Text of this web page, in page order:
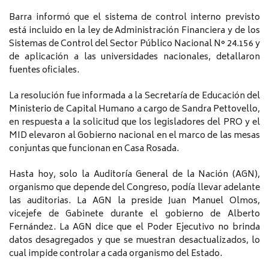
Barra informó que el sistema de control interno previsto
está incluido en la ley de Administración Financiera y de los
Sistemas de Control del Sector Público Nacional N° 24.156 y
de aplicación a las universidades nacionales, detallaron
fuentes oficiales.
La resolución fue informada a la Secretaría de Educación del
Ministerio de Capital Humano a cargo de Sandra Pettovello,
en respuesta a la solicitud que los legisladores del PRO y el
MID elevaron al Gobierno nacional en el marco de las mesas
conjuntas que funcionan en Casa Rosada.
Hasta hoy, solo la Auditoría General de la Nación (AGN),
organismo que depende del Congreso, podía llevar adelante
las auditorias. La AGN la preside Juan Manuel Olmos,
vicejefe de Gabinete durante el gobierno de Alberto
Fernández. La AGN dice que el Poder Ejecutivo no brinda
datos desagregados y que se muestran desactualizados, lo
cual impide controlar a cada organismo del Estado.